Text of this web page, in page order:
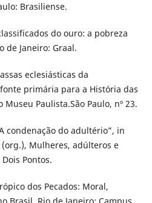
Brasiliense.
do ouro: a pobreza
de Janeiro: Graal.
eclesiásticas da
primária para a História das
Paulista.São Paulo, nº 23.
condenação do adultério”, in
(org.), Mulheres, adúlteros e
Pontos.
dos Pecados: Moral,